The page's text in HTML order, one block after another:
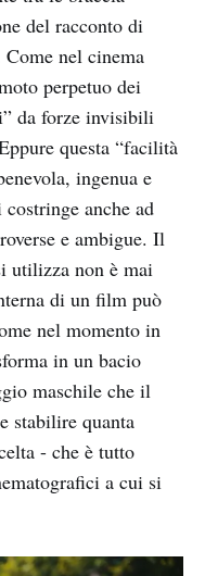
del racconto di
nel cinema
perpetuo dei
da forze invisibili
questa “facilità
ingenua e
anche ad
e ambigue. Il
utilizza non è mai
di un film può
nel momento in
in un bacio
maschile che il
stabilire quanta
- che è tutto
a cui si